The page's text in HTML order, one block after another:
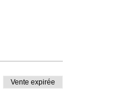
Vente expirée